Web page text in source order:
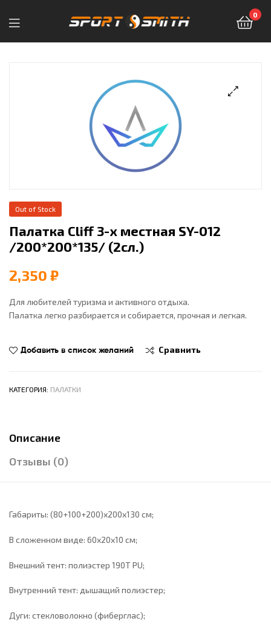
Sport-
магазин
спортивных
товаров
0
Out of Stock
Палатка Cliff 3-х местная SY-012
/200*200*135/ (2сл.)
2,350 ₽
Для любителей туризма и активного отдыха.
Палатка легко разбирается и собирается, прочная и легкая.
Добавить в список желаний Сравнить
КАТЕГОРИЯ: ПАЛАТКИ
Описание
Отзывы (0)
Габариты: (80+100+200)х200х130 см;
В сложенном виде: 60х20х10 см;
Внешний тент: полиэстер 190T PU;
Внутренний тент: дышащий полиэстер;
Дуги: стекловолокно (фиберглас);